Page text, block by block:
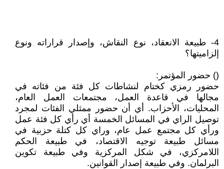
4- طبيعة الانعقاد، نوع النقاش، وإصدار قراراته ونوع
إلزاميتها؟
() حضور المؤتمر:
حضور رمزي كختام لنشاطات كل فئة من فئاته في
مجالها في قاعدة العمل، مجتمعات العمل العام،
المحليات، الأحزاب. أي أن حضور ممثلي الفئات لمجرد
توصيل الراي في المسائل الخمسة أي رأي كل فئة عمل
ورأي كل مجتمع عمل عام، وراي كل كتلة حزبية في
مسائل طبيعة توجيه الاقتصاد، في طبيعة الحكم
اللامركزي، في شكل المركزية وفي طبيعة تكوين
البرلمان. وفي طبيعة إصدار القوانين.